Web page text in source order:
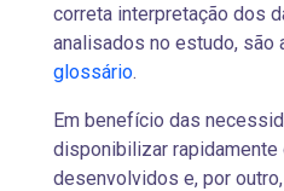
correta interpretação dos
analisados no estudo, são
glossário.
Em benefício das
disponibilizar
desenvolvidos e, por